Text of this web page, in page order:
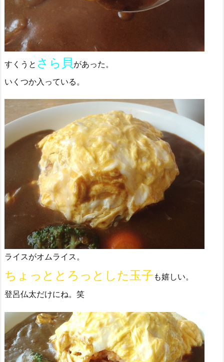
すくうと さら貝 があった。
いくつか入っている。
ライスがオムライス。
ちょっととろっとした玉子 も嬉しい。
登呂仏太だけにね。笑